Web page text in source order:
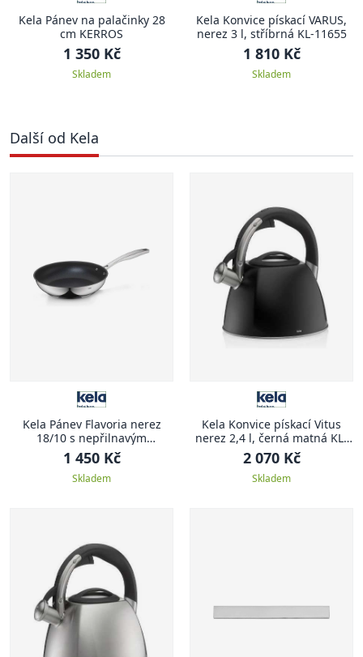
Kela Pánev na palačinky 28
cm KERROS
1 350 Kč
Skladem
Kela Konvice pískací VARUS,
nerez 3 l, stříbrná KL-11655
1 810 Kč
Skladem
Další od Kela
Kela Pánev Flavoria nerez
18/10 s nepřilnavým
povrchem 5,5 cm 24,0 cm KL-
10198
1 450 Kč
Skladem
Kela Konvice pískací Vitus
nerez 2,4 l, černá matná KL-
12079
2 070 Kč
Skladem